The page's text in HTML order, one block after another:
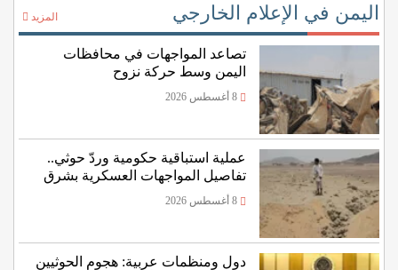
اليمن في الإعلام الخارجي المزيد
تصاعد المواجهات في محافظات
اليمن وسط حركة نزوح
8 أغسطس 2026
عملية استباقية حكومية وردّ حوثي..
تفاصيل المواجهات العسكرية بشرق
اليمن8 أغسطس 2026
دول ومنظمات عربية: هجوم الحوثيين